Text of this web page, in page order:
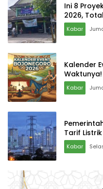
Ini 8
2026,
Kabar
Kalender
Waktunya!
Kabar
Tarif
Kabar